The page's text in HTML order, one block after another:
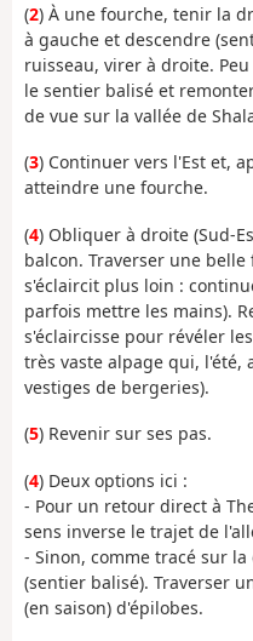
(2) À une fourche, tenir la
à gauche et descendre
ruisseau, virer à droite.
le sentier balisé et
de vue sur la vallée de
(3) Continuer vers l'Est et,
atteindre une fourche.
(4) Obliquer à droite (Sud-
balcon. Traverser une
s'éclaircit plus loin :
parfois mettre les mains).
s'éclaircisse pour révéler
très vaste alpage qui, l'été,
vestiges de bergeries).
(5) Revenir sur ses pas.
(4) Deux options ici :
- Pour un retour direct à
sens inverse le trajet de
- Sinon, comme tracé sur
(sentier balisé). Traverser
(en saison) d'épilobes.